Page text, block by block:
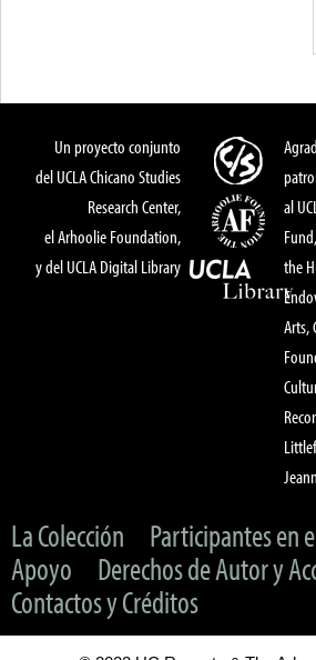
Un proyecto conjunto
del UCLA Chicano Studies
Research Center,
el Arhoolie Foundation,
y del UCLA Digital Library
al
the
Arts,
La Colección
Participantes en
Apoyo
Derechos de Autor y
Contactos y Créditos